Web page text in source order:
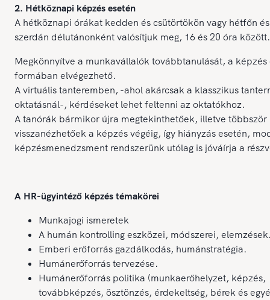
2. Hétköznapi képzés esetén
A hétköznapi órákat kedden és csütörtökön vagy hétfőn és
szerdán délutánonként valósítjuk meg, 16 és 20 óra között.
Megkönnyítve a munkavállalók továbbtanulását, a képzés
formában elvégezhető.
A virtuális tanteremben, -ahol akárcsak a klasszikus
oktatásnál-, kérdéseket lehet feltenni az oktatókhoz.
A tanórák bármikor újra megtekinthetőek, illetve többször
visszanézhetőek a képzés végéig, így hiányzás esetén,
képzésmenedzsment rendszerünk utólag is jóváírja a
A HR-ügyintéző képzés témakörei
Munkajogi ismeretek
A humán kontrolling eszközei, módszerei,
Emberi erőforrás gazdálkodás, humánstratégia.
Humánerőforrás tervezése.
Humánerőforrás politika (munkaerőhelyzet, képzés,
továbbképzés, ösztönzés, érdekeltség, bérek és